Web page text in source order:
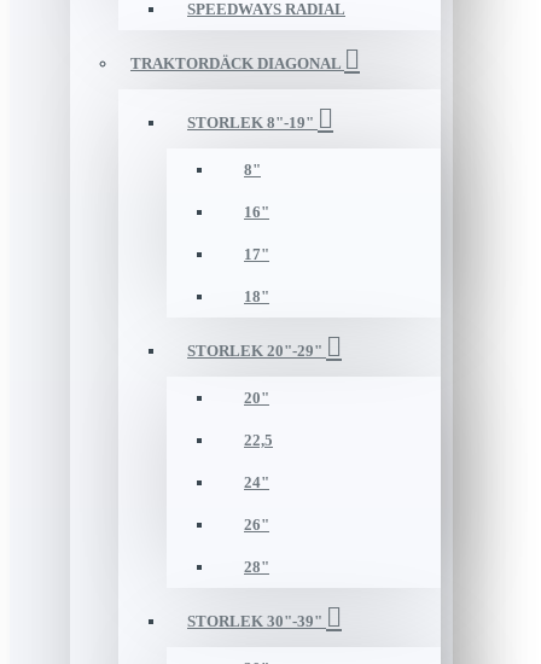
SPEEDWAYS RADIAL
TRAKTORDÄCK DIAGONAL
STORLEK 8"-19"
8"
16"
17"
18"
STORLEK 20"-29"
20"
22,5
24"
26"
28"
STORLEK 30"-39"